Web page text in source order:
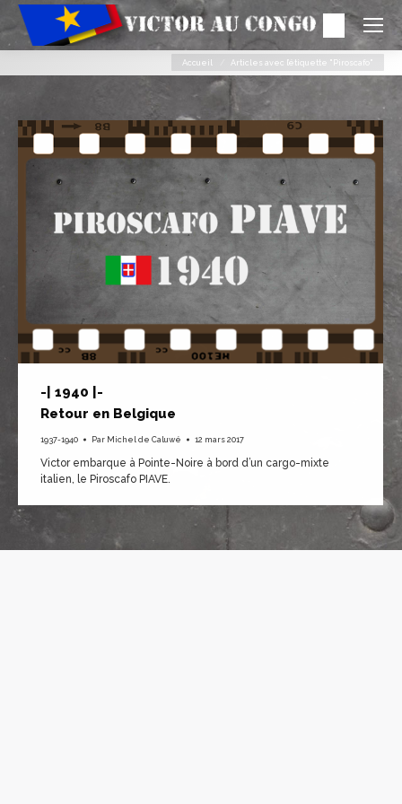
Search:
Accueil Articles avec l’étiquette "Piroscafo"
-| 1940 |-
Retour en Belgique
1937-1940 Par Michel de Caluwé 12 mars 2017
Victor embarque à Pointe-Noire à bord d’un cargo-mixte
italien, le Piroscafo PIAVE.